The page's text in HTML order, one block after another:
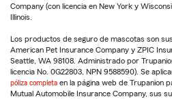
Company (con licencia en New York y
Illinois.
Los productos de seguro de mascotas son
American Pet Insurance Company y ZPIC
Seattle, WA 98108. Administrado por
licencia No. 0G22803, NPN 9588590). Se
póliza completa en la página web de Trupanion
Mutual Automobile Insurance Company, sus